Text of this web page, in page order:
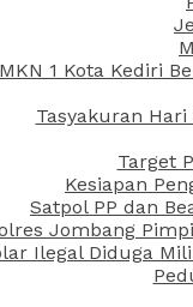
1 Kota Kediri
Tasyakuran
Target
Kesiapan
Satpol PP dan
Jombang
Ilegal Diduga